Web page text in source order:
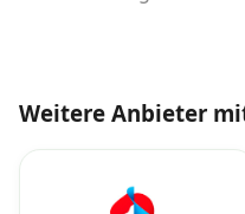
Weitere Anbieter